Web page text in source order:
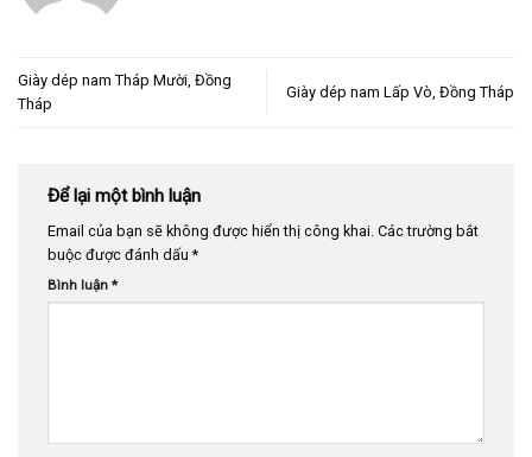
Giày dép nam Tháp Mười, Đồng
Tháp
Giày dép nam Lấp Vò, Đồng Tháp
Để lại một bình luận
Email của bạn sẽ không được hiển thị công khai. Các trường bắt
buộc được đánh dấu*
Bình luận *